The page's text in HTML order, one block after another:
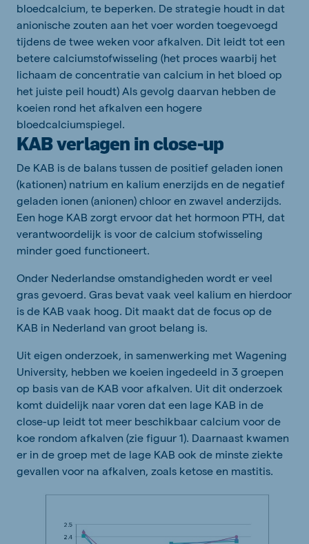
bloedcalcium, te beperken. De strategie houdt in dat
anionische zouten aan het voer worden toegevoegd
tijdens de twee weken voor afkalven. Dit leidt tot een
betere calciumstofwisseling (het proces waarbij het
lichaam de concentratie van calcium in het bloed op
het juiste peil houdt) Als gevolg daarvan hebben de
koeien rond het afkalven een hogere
bloedcalciumspiegel.
KAB verlagen in close-up
De KAB is de balans tussen de positief geladen ionen
(kationen) natrium en kalium enerzijds en de negatief
geladen ionen (anionen) chloor en zwavel anderzijds.
Een hoge KAB zorgt ervoor dat het hormoon PTH, dat
verantwoordelijk is voor de calcium stofwisseling
minder goed functioneert.
Onder Nederlandse omstandigheden wordt er veel
gras gevoerd. Gras bevat vaak veel kalium en hierdoor
is de KAB vaak hoog. Dit maakt dat de focus op de
KAB in Nederland van groot belang is.
Uit eigen onderzoek, in samenwerking met Wagening
University, hebben we koeien ingedeeld in 3 groepen
op basis van de KAB voor afkalven. Uit dit onderzoek
komt duidelijk naar voren dat een lage KAB in de
close-up leidt tot meer beschikbaar calcium voor de
koe rondom afkalven (zie figuur 1). Daarnaast kwamen
er in de groep met de lage KAB ook de minste ziekte
gevallen voor na afkalven, zoals ketose en mastitis.